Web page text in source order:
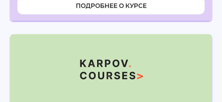
ПОДРОБНЕЕ О КУРСЕ